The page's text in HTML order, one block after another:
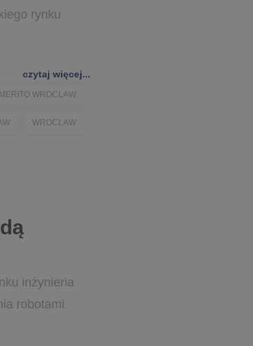
rynku
czytaj więcej...
WROCLAW
WROCLAW
inżynieria
robotami